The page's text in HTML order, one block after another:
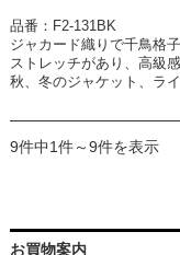
品番：F2-131BK
ジャカード織りで千鳥格
ストレッチがあり、高級
秋、冬のジャケット、ラ
9件中1件～9件を表示
お買物案内